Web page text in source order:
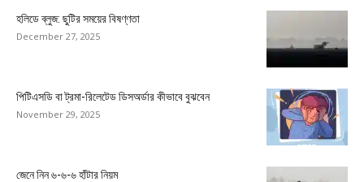
হলিডে ব্লুজ: ছুটির সময়ের বিষণ্ণতা
December 27, 2025
পিটিএসডি বা ট্রমা-রিলেটেড ডিসঅর্ডার কীভাবে বুঝবেন
November 29, 2025
জেনে নিন ৬-৬-৬ হাঁটার নিয়ম